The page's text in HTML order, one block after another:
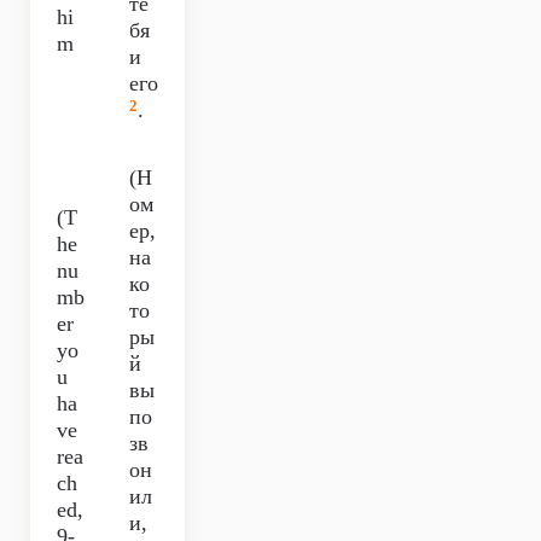
hi
m
бя
и
его
2.
(T
he
nu
mb
er
yo
u
ha
ve
rea
ch
ed,
9-
(Н
ом
ер,
на
ко
то
ры
й
вы
по
зв
он
ил
и,